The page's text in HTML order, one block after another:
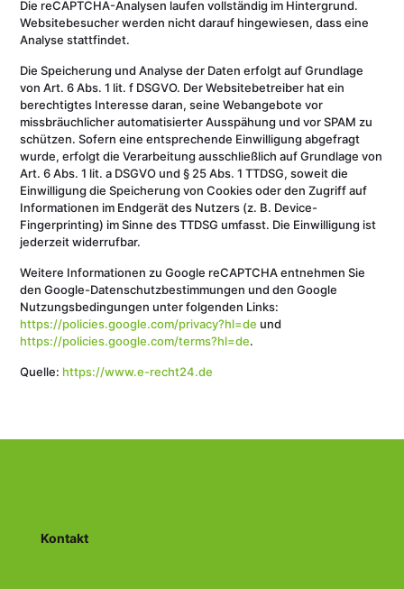
Die reCAPTCHA-Analysen laufen vollständig im Hintergrund.
Websitebesucher werden nicht darauf hingewiesen, dass eine
Analyse stattfindet.
Die Speicherung und Analyse der Daten erfolgt auf Grundlage
von Art. 6 Abs. 1 lit. f DSGVO. Der Websitebetreiber hat ein
berechtigtes Interesse daran, seine Webangebote vor
missbräuchlicher automatisierter Ausspähung und vor SPAM zu
schützen. Sofern eine entsprechende Einwilligung abgefragt
wurde, erfolgt die Verarbeitung ausschließlich auf Grundlage von
Art. 6 Abs. 1 lit. a DSGVO und § 25 Abs. 1 TTDSG, soweit die
Einwilligung die Speicherung von Cookies oder den Zugriff auf
Informationen im Endgerät des Nutzers (z. B. Device-
Fingerprinting) im Sinne des TTDSG umfasst. Die Einwilligung ist
jederzeit widerrufbar.
Weitere Informationen zu Google reCAPTCHA entnehmen Sie
den Google-Datenschutzbestimmungen und den Google
Nutzungsbedingungen unter folgenden Links:
https://policies.google.com/privacy?hl=de und
https://policies.google.com/terms?hl=de.
Quelle: https://www.e-recht24.de
Kontakt